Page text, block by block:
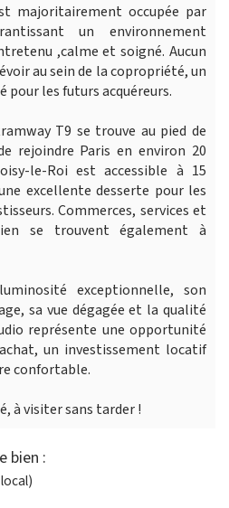
majoritairement occupée par
un environnement
,calme et soigné. Aucun
au sein de la copropriété, un
pour les futurs acquéreurs.
T9 se trouve au pied de
rejoindre Paris en environ 20
le-Roi est accessible à 15
excellente desserte pour les
Commerces, services et
se trouvent également à
exceptionnelle, son
sa vue dégagée et la qualité
représente une opportunité
un investissement locatif
confortable.
à visiter sans tarder !
bien :